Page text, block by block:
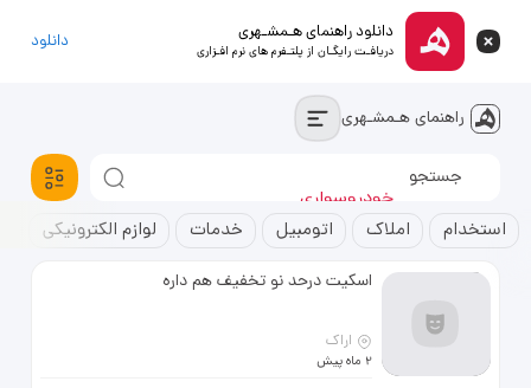
دانلود راهنمای هـمشـهری
دریافـت رایگـان از پلتـفرم های نرم افـزاری دانلود
راهنمای هـمشـهری
آپارتمان
خودروسواری
استخدام املاک اتومبیل خدمات لوازم الکترونیکی
اسکیت درحد نو تخفیف هم داره
اراک
2 ماه پیش